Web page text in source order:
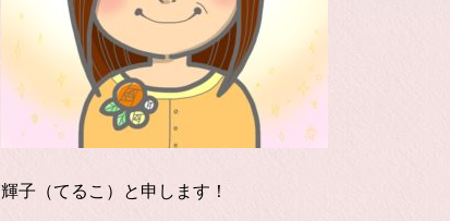
輝子（てるこ）と申します！